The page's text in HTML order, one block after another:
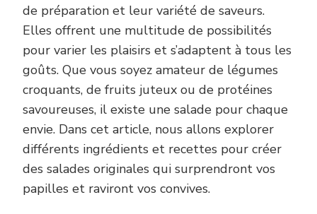
de préparation et leur variété de saveurs.
Elles offrent une multitude de possibilités
pour varier les plaisirs et s’adaptent à tous les
goûts. Que vous soyez amateur de légumes
croquants, de fruits juteux ou de protéines
savoureuses, il existe une salade pour chaque
envie. Dans cet article, nous allons explorer
différents ingrédients et recettes pour créer
des salades originales qui surprendront vos
papilles et raviront vos convives.